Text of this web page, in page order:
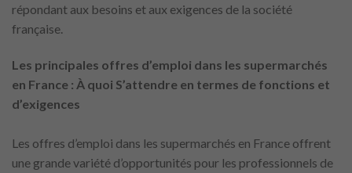
répondant aux besoins et aux exigences de la société
française.
Les principales offres d’emploi dans les supermarchés
en France : À quoi S’attendre en termes de fonctions et
d’exigences
Les offres d’emploi dans les supermarchés en France offrent
une grande variété d’opportunités pour les professionnels de